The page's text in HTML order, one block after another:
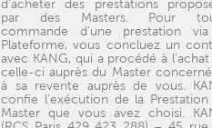
d'acheter des prestations
par des Masters. Pour
commande d'une prestation
Plateforme, vous concluez un
avec KANG, qui a procédé à l'achat
celle-ci auprès du Master
à sa revente auprès de vous.
confie l'exécution de la Prestation
Master que vous avez choisi.